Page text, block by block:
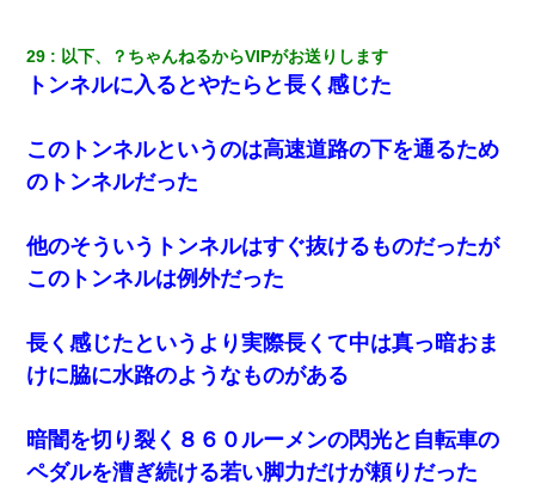
29 以下、？ちゃんねるからVIPがお送りします
トンネルに入るとやたらと長く感じた
このトンネルというのは高速道路の下を通るため
のトンネルだった
他のそういうトンネルはすぐ抜けるものだったが
このトンネルは例外だった
長く感じたというより実際長くて中は真っ暗おま
けに脇に水路のようなものがある
暗闇を切り裂く８６０ルーメンの閃光と自転車の
ペダルを漕ぎ続ける若い脚力だけが頼りだった